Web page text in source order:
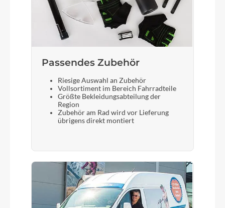
Passendes Zubehör
Riesige Auswahl an Zubehör
Vollsortiment im Bereich Fahrradteile
Größte Bekleidungsabteilung der
Region
Zubehör am Rad wird vor Lieferung
übrigens direkt montiert